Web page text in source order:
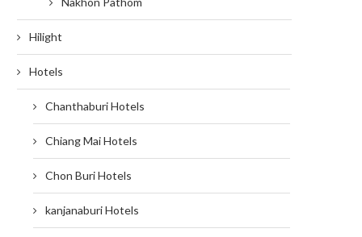
Hilight
Hotels
Chanthaburi Hotels
Chiang Mai Hotels
Chon Buri Hotels
kanjanaburi Hotels